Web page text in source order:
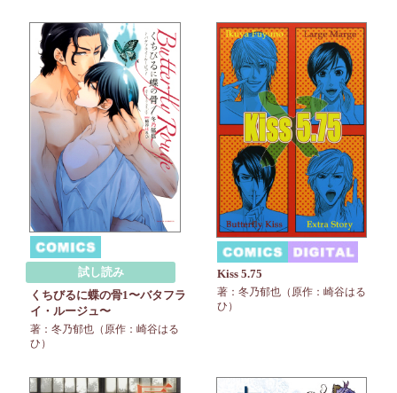
試し読み
くちびるに蝶の骨1〜バタフラ
イ・ルージュ〜
著：冬乃郁也（原作：崎谷はる
ひ）
Kiss 5.75
著：冬乃郁也（原作：崎谷はる
ひ）